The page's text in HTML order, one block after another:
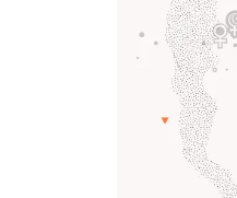
สงวนลิขสิทธิ์ ©2569